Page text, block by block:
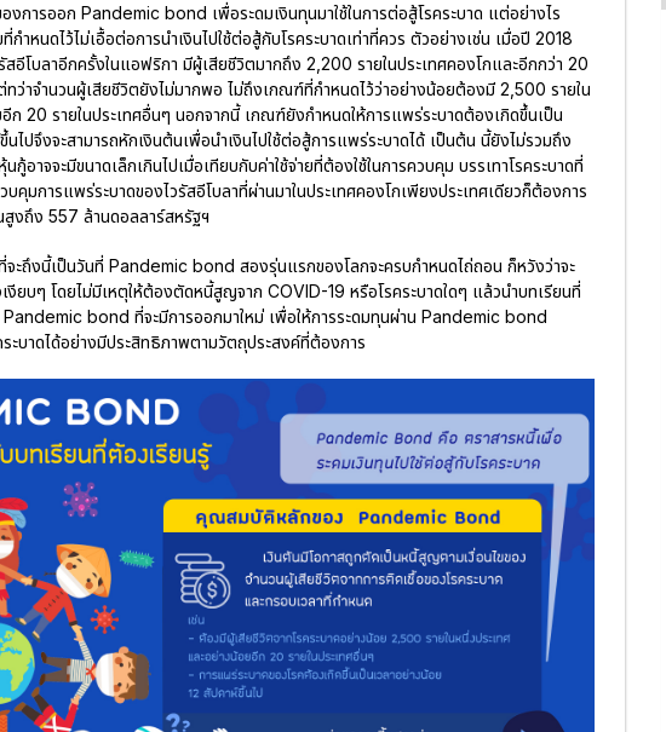
งการออก Pandemic bond เพื่อระดมเงินทุนมาใช้ในการต่อสู้โรคระบาด แต่อย่างไร
กำหนดไว้ไม่เอื้อต่อการนำเงินไปใช้ต่อสู้กับโรคระบาดเท่าที่ควร ตัวอย่างเช่น เมื่อปี 2018
สอีโบลาอีกครั้งในแอฟริกา มีผู้เสียชีวิตมากถึง 2,200 รายในประเทศคองโกและอีกกว่า 20
ทว่าจำนวนผู้เสียชีวิตยังไม่มากพอ ไม่ถึงเกณฑ์ที่กำหนดไว้ว่าอย่างน้อยต้องมี 2,500 รายใน
ก 20 รายในประเทศอื่นๆ นอกจากนี้ เกณฑ์ยังกำหนดให้การแพร่ระบาดต้องเกิดขึ้นเป็น
นไปจึงจะสามารถหักเงินต้นเพื่อนำเงินไปใช้ต่อสู้การแพร่ระบาดได้ เป็นต้น นี้ยังไม่รวมถึง
กู้อาจจะมีขนาดเล็กเกินไปเมื่อเทียบกับค่าใช้จ่ายที่ต้องใช้ในการควบคุม บรรเทาโรคระบาดที่
บคุมการแพร่ระบาดของไวรัสอีโบลาที่ผ่านมาในประเทศคองโกเพียงประเทศเดียวก็ต้องการ
สูงถึง 557 ล้านดอลลาร์สหรัฐฯ
ะถึงนี้เป็นวันที่ Pandemic bond สองรุ่นแรกของโลกจะครบกำหนดไถ่ถอน ก็หวังว่าจะ
งียบๆ โดยไม่มีเหตุให้ต้องตัดหนี้สูญจาก COVID-19 หรือโรคระบาดใดๆ แล้วนำบทเรียนที่
Pandemic bond ที่จะมีการออกมาใหม่ เพื่อให้การระดมทุนผ่าน Pandemic bond
ระบาดได้อย่างมีประสิทธิภาพตามวัตถุประสงค์ที่ต้องการ